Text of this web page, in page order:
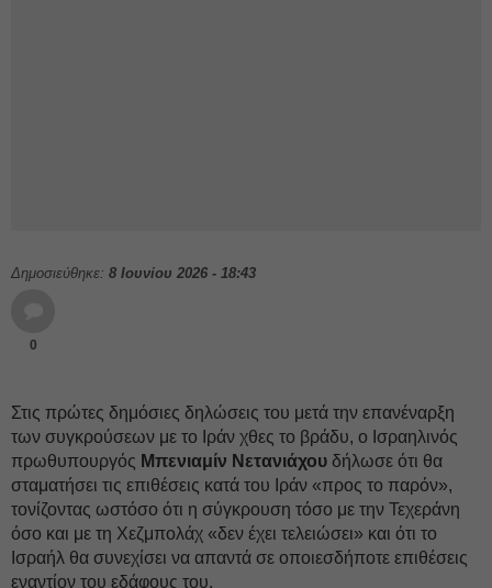
Δημοσιεύθηκε: 8 Ιουνίου 2026 - 18:43
0
Στις πρώτες δημόσιες δηλώσεις του μετά την επανέναρξη
των συγκρούσεων με το Ιράν χθες το βράδυ, ο Ισραηλινός
πρωθυπουργός Μπενιαμίν Νετανιάχου δήλωσε ότι θα
σταματήσει τις επιθέσεις κατά του Ιράν «προς το παρόν»,
τονίζοντας ωστόσο ότι η σύγκρουση τόσο με την Τεχεράνη
όσο και με τη Χεζμπολάχ «δεν έχει τελειώσει» και ότι το
Ισραήλ θα συνεχίσει να απαντά σε οποιεσδήποτε επιθέσεις
εναντίον του εδάφους του.